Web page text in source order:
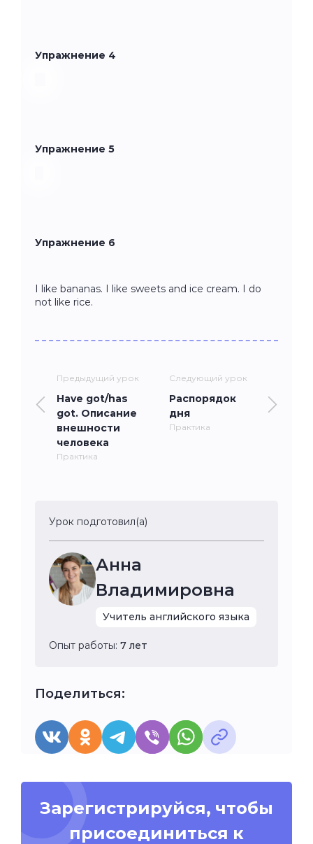
Упражнение 4
Упражнение 5
Упражнение 6
I like bananas. I like sweets and ice cream. I do
not like rice.
Предыдущий урок
Have got/has
got. Описание
внешности
человека
Практика
Следующий урок
Распорядок
дня
Практика
Урок подготовил(а)
Анна
Владимировна
Учитель английского языка
Опыт работы: 7 лет
Поделиться:
Зарегистрируйся, чтобы
присоединиться к